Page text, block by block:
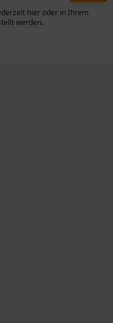
hier oder in Ihrem
werden.